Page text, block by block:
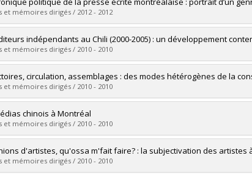
Doctoral
:Ph. D.
le document dans Papyrus
et mémoires dirigés / 2012 - 2012
:Poirier, Pénélope
Master's
:M. Sc.
le document dans Papyrus
indépendants au Chili (2000-2005) : un développement
et mémoires dirigés / 2010 - 2010
: Dominguez, Maria E.
Doctoral
:Ph. D.
le document dans Papyrus
circulation, assemblages : des modes hétérogènes de la
et mémoires dirigés / 2010 - 2010
: Charrieras, Damien
Doctoral
:Ph. D.
le document dans Papyrus
chinois à Montréal
et mémoires dirigés / 2010 - 2010
:Li, Yanhong
Master's
:M. Sc.
d'artistes, qu'ossa m'fait faire? : la subjectivation des
et mémoires dirigés / 2010 - 2010